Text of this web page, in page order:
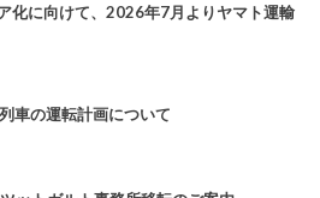
化に向けて、2026年7月よりヤマト運輸
車の運転計画について